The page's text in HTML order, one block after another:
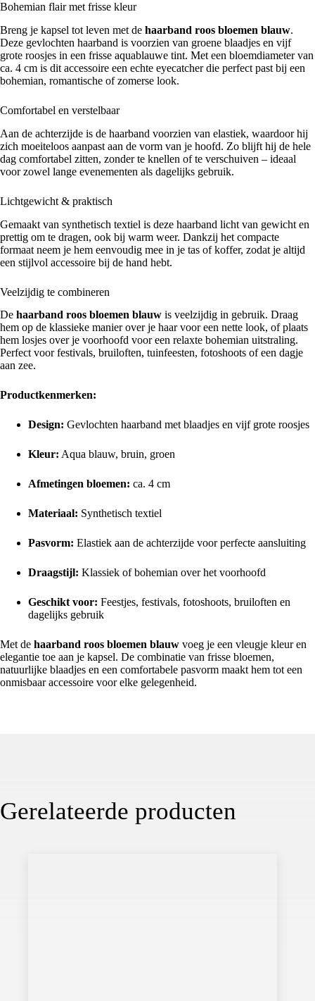
Bohemian flair met frisse kleur
Breng je kapsel tot leven met de haarband roos bloemen blauw.
Deze gevlochten haarband is voorzien van groene blaadjes en vijf
grote roosjes in een frisse aquablauwe tint. Met een bloemdiameter van
ca. 4 cm is dit accessoire een echte eyecatcher die perfect past bij een
bohemian, romantische of zomerse look.
Comfortabel en verstelbaar
Aan de achterzijde is de haarband voorzien van elastiek, waardoor hij
zich moeiteloos aanpast aan de vorm van je hoofd. Zo blijft hij de hele
dag comfortabel zitten, zonder te knellen of te verschuiven – ideaal
voor zowel lange evenementen als dagelijks gebruik.
Lichtgewicht & praktisch
Gemaakt van synthetisch textiel is deze haarband licht van gewicht en
prettig om te dragen, ook bij warm weer. Dankzij het compacte
formaat neem je hem eenvoudig mee in je tas of koffer, zodat je altijd
een stijlvol accessoire bij de hand hebt.
Veelzijdig te combineren
De haarband roos bloemen blauw is veelzijdig in gebruik. Draag
hem op de klassieke manier over je haar voor een nette look, of plaats
hem losjes over je voorhoofd voor een relaxte bohemian uitstraling.
Perfect voor festivals, bruiloften, tuinfeesten, fotoshoots of een dagje
aan zee.
Productkenmerken:
Design: Gevlochten haarband met blaadjes en vijf grote roosjes
Kleur: Aqua blauw, bruin, groen
Afmetingen bloemen: ca. 4 cm
Materiaal: Synthetisch textiel
Pasvorm: Elastiek aan de achterzijde voor perfecte aansluiting
Draagstijl: Klassiek of bohemian over het voorhoofd
Geschikt voor: Feestjes, festivals, fotoshoots, bruiloften en
dagelijks gebruik
Met de haarband roos bloemen blauw voeg je een vleugje kleur en
elegantie toe aan je kapsel. De combinatie van frisse bloemen,
natuurlijke blaadjes en een comfortabele pasvorm maakt hem tot een
onmisbaar accessoire voor elke gelegenheid.
Gerelateerde producten